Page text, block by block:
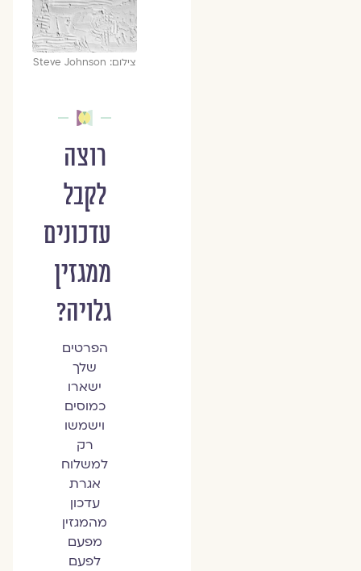
צילום: Steve Johnson
רוצה
לקבל
עדכונים
ממגזין
גלויה?
הפרטים
שלך
ישארו
כמוסים
וישמשו
רק
למשלוח
אגרת
עדכון
מהמגזין
מפעם
לפעם